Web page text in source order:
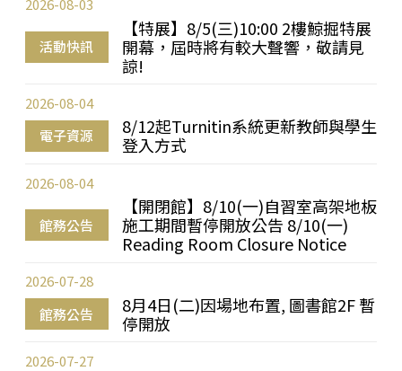
活動快訊
【特展】8/5(三)10:00 2樓鯨掘特展
開幕，屆時將有較大聲響，敬請見
諒!
2026-08-03
電子資源
8/12起Turnitin系統更新教師與學生
登入方式
2026-08-04
館務公告
【開閉館】8/10(一)自習室高架地板
施工期間暫停開放公告 8/10(一)
Reading Room Closure Notice
2026-08-04
館務公告
8月4日(二)因場地布置, 圖書館2F 暫
停開放
2026-07-28
2026-07-27